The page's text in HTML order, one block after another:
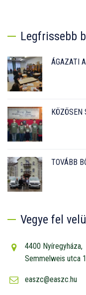
Legfrissebb
ÁGAZATI
KÖZÖSEN
TOVÁBB
Vegye fel
4400 Nyíregyháza,
Semmelweis utca
easzc@easzc.hu